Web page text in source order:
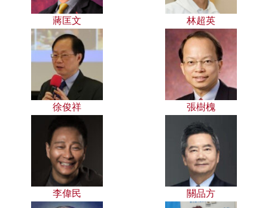
蔣匡文 林超英
徐俊祥 張樹槐
李偉民 關品方